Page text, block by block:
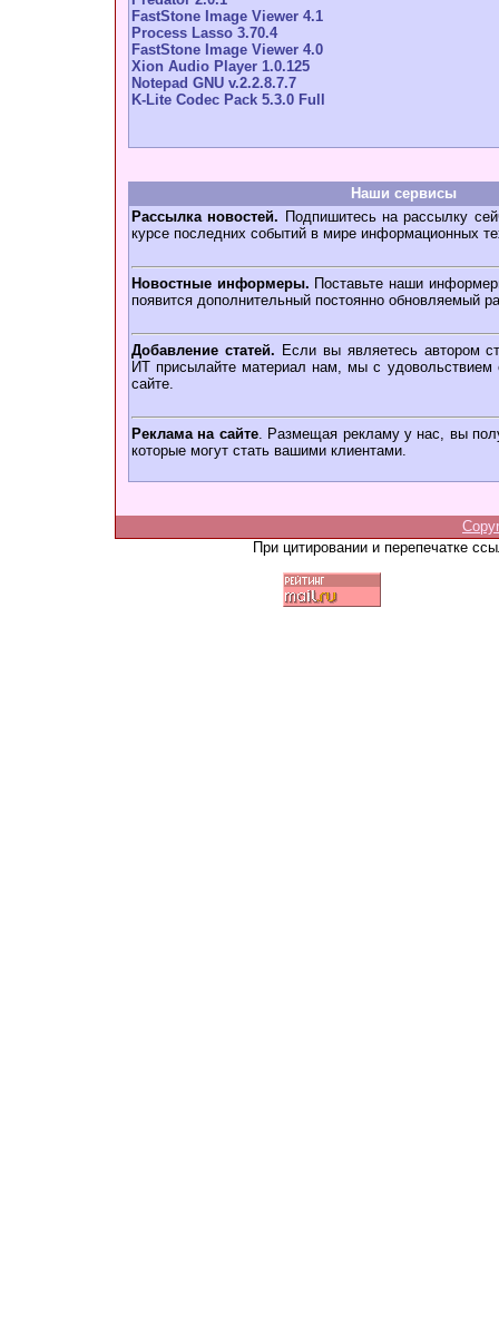
FastStone Image Viewer 4.1
Process Lasso 3.70.4
FastStone Image Viewer 4.0
Xion Audio Player 1.0.125
Notepad GNU v.2.2.8.7.7
K-Lite Codec Pack 5.3.0 Full
Наши сервисы
Рассылка новостей. Подпишитесь на рассылку
курсе последних событий в мире информационных
Новостные информеры. Поставьте наши
появится дополнительный постоянно обновляемый
Добавление статей. Если вы являетесь автором
ИТ присылайте материал нам, мы с удовольствием
сайте.
Реклама на сайте. Размещая рекламу у нас, вы
которые могут стать вашими клиентами.
При цитировании и перепечатке